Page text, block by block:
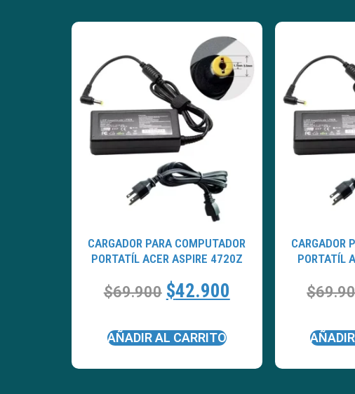
CARGADOR PARA COMPUTADOR
PORTATÍL ACER ASPIRE 4720Z
$69.900 $42.900
AÑADIR AL CARRITO
CARGADOR
PORTATÍL
$